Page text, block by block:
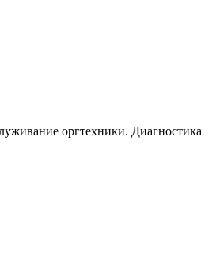
оргтехники. Диагностика